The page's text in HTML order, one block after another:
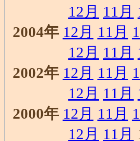
12月 11月
2004年 12月 11月
12月 11月
2002年 12月 11月
12月 11月
2000年 12月 11月
12月 11月